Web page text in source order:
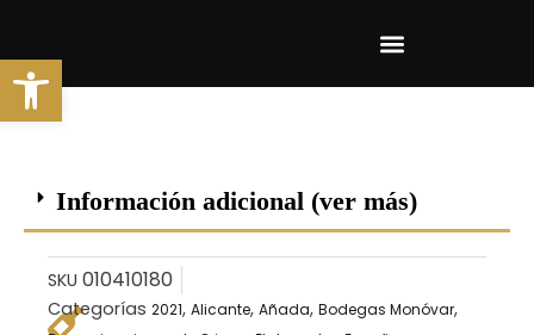
contenido
Información adicional (ver más)
SKU 010410180
Categorías 2021, Alicante, Añada, Bodegas Monóvar,
Abrir barra de herramientas